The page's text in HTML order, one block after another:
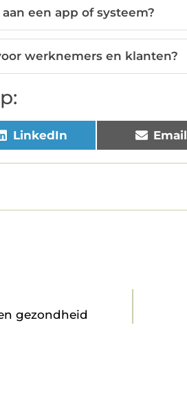
een app of systeem?
werknemers en klanten?
LinkedIn Email
gezondheid